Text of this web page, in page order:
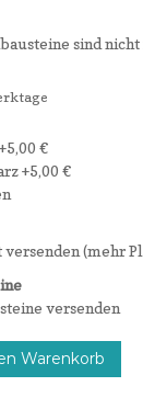
sind
+5,00 €
+5,00 €
(mehr
versenden
Warenkorb